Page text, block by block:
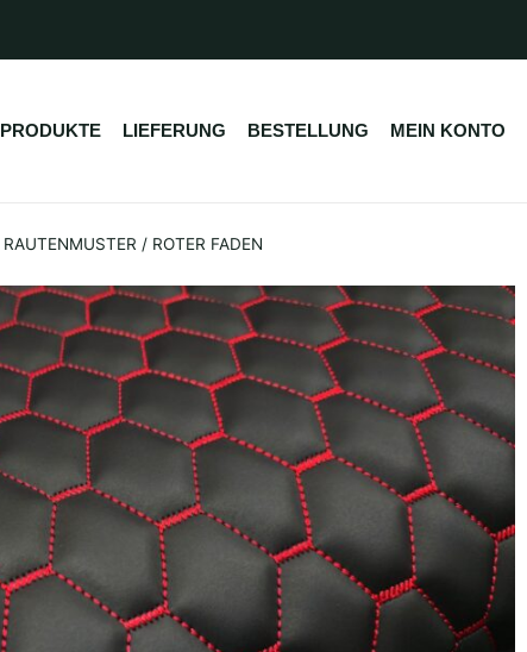
PRODUKTE LIEFERUNG BESTELLUNG MEIN KONTO
RAUTENMUSTER / ROTER FADEN